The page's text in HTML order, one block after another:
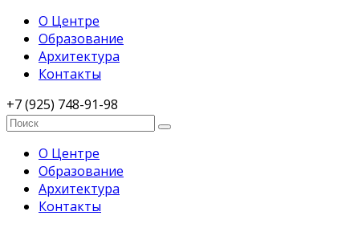
О Центре
Образование
Архитектура
Контакты
+7 (925) 748-91-98
О Центре
Образование
Архитектура
Контакты